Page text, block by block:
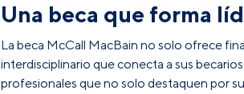
Una beca que forma
La beca McCall MacBain no solo ofrece
interdisciplinario que conecta a sus
profesionales que no solo destaquen por